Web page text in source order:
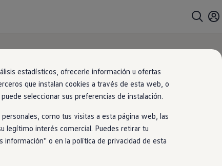
estadísticos, ofrecerle información u ofertas
que instalan cookies a través de esta web, o
seleccionar sus preferencias de instalación.
como tus visitas a esta página web, las
legítimo interés comercial. Puedes retirar tu
o en la política de privacidad de esta